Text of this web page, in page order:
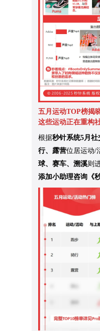
五月运动TOP榜揭
这些运动正在重构
根据秒针系统5月
行、露营位居运动/
球、赛车、溯溪则
添加小助理咨询《